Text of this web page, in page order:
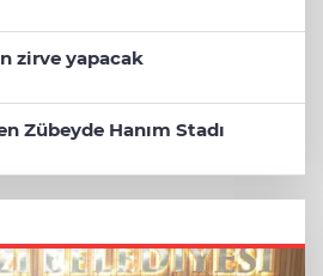
zirve yapacak
Zübeyde Hanım Stadı